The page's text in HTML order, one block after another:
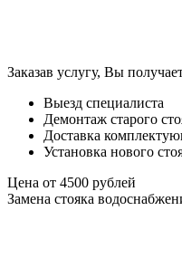
Заказав услугу, Вы
Выезд специалиста
Демонтаж старого
Доставка
Установка нового
Цена от 4500 рублей
Замена стояка